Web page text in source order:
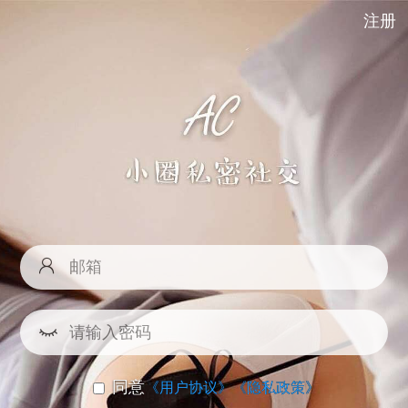
注册
同意《用户协议》《隐私政策》